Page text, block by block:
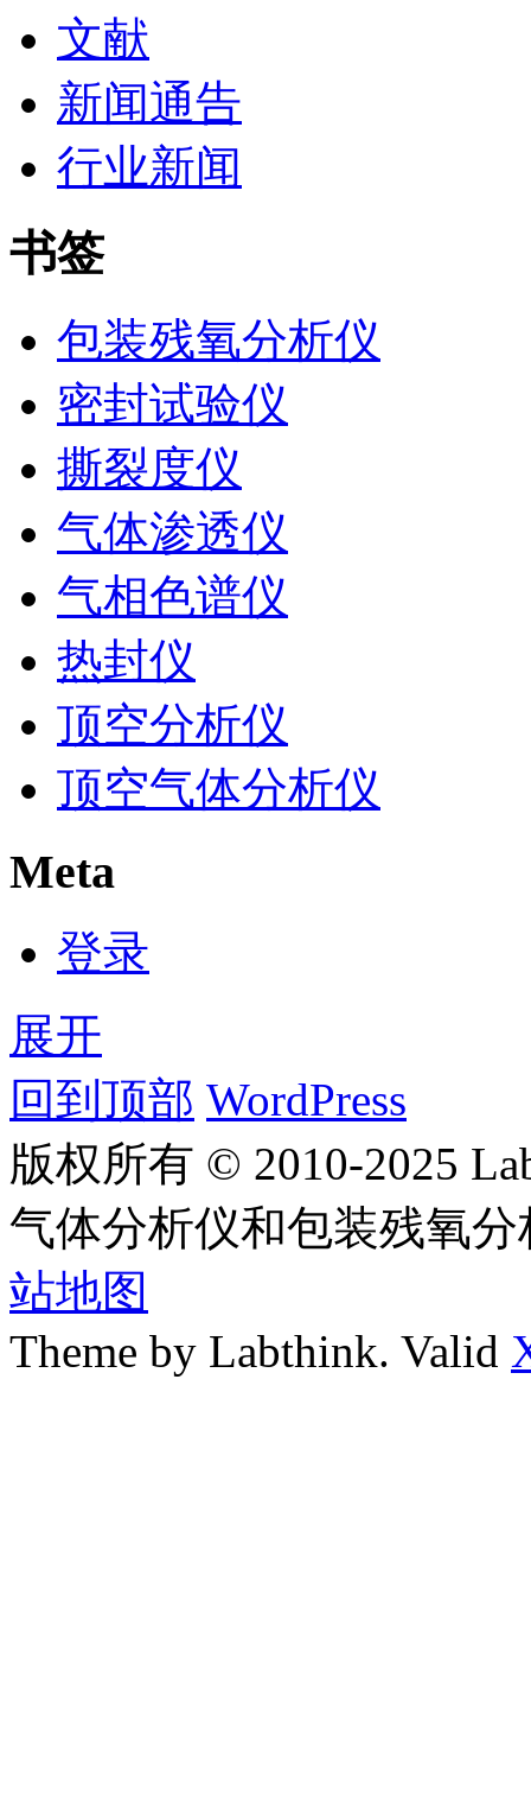
文献
新闻通告
行业新闻
书签
包装残氧分析仪
密封试验仪
撕裂度仪
气体渗透仪
气相色谱仪
热封仪
顶空分析仪
顶空气体分析仪
Meta
登录
展开
回到顶部 WordPress
版权所有 © 2010-2025
气体分析仪和包装残氧
站地图
Theme by Labthink. Valid